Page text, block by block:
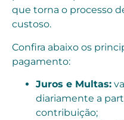
que torna o processo
custoso.
Confira abaixo os
pagamento:
Juros e Multas:
diariamente a
contribuição;